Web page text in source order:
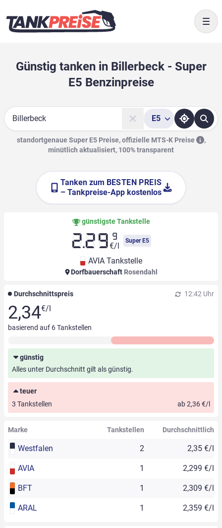
Günstig tanken in Billerbeck - Super
E5 Benzinpreise
Suche
E5
standortgenaue Super E5 Preise, offizielle MTS-K Preise
,
minütlich aktualisiert, 100% transparent
Tanken zum BESTEN PREIS
– Tankpreise-App kostenlos
günstigste Tankstelle
2.29 9
€/l
Super E5
AVIA Tankstelle
Dorfbauerschaft Rosendahl
Durchschnittspreis 12:42 Uhr
2,34€/l
basierend auf 6Tankstellen
günstig
Alles unter Durchschnitt gilt als günstig.
teuer
3 Tankstellen
ab 2,36 €/l
Marke Tankstellen Durchschnittlich
Westfalen 2 2,35 €/l
AVIA 1 2,299 €/l
BFT 1 2,309 €/l
ARAL 1 2,359 €/l